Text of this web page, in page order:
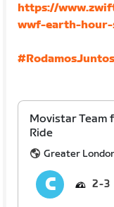
https://
wwf-earth-hour-
#RodamosJuntos
Movistar Team
Ride
Greater
2 3